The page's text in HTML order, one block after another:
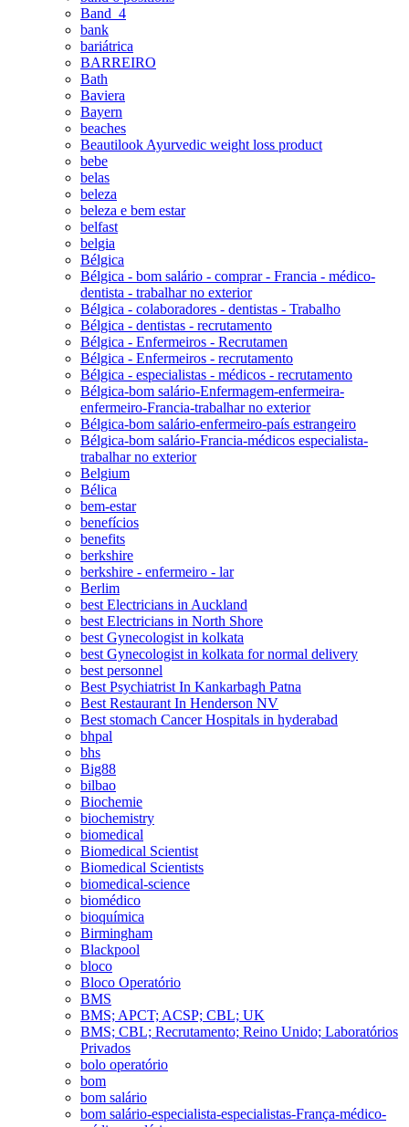
Band_4
bank
bariátrica
BARREIRO
Bath
Baviera
Bayern
beaches
Beautilook Ayurvedic weight loss product
bebe
belas
beleza
beleza e bem estar
belfast
belgia
Bélgica
Bélgica - bom salário - comprar - Francia - médico-
dentista - trabalhar no exterior
Bélgica - colaboradores - dentistas - Trabalho
Bélgica - dentistas - recrutamento
Bélgica - Enfermeiros - Recrutamen
Bélgica - Enfermeiros - recrutamento
Bélgica - especialistas - médicos - recrutamento
Bélgica-bom salário-Enfermagem-enfermeira-
enfermeiro-Francia-trabalhar no exterior
Bélgica-bom salário-enfermeiro-país estrangeiro
Bélgica-bom salário-Francia-médicos especialista-
trabalhar no exterior
Belgium
Bélica
bem-estar
benefícios
benefits
berkshire
berkshire - enfermeiro - lar
Berlim
best Electricians in Auckland
best Electricians in North Shore
best Gynecologist in kolkata
best Gynecologist in kolkata for normal delivery
best personnel
Best Psychiatrist In Kankarbagh Patna
Best Restaurant In Henderson NV
Best stomach Cancer Hospitals in hyderabad
bhpal
bhs
Big88
bilbao
Biochemie
biochemistry
biomedical
Biomedical Scientist
Biomedical Scientists
biomedical-science
biomédico
bioquímica
Birmingham
Blackpool
bloco
Bloco Operatório
BMS
BMS; APCT; ACSP; CBL; UK
BMS; CBL; Recrutamento; Reino Unido; Laboratórios
Privados
bolo operatório
bom
bom salário
bom salário-especialista-especialistas-França-médico-